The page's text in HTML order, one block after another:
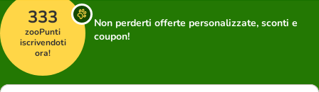
333
zooPunti
iscrivendoti
ora!
Non perderti offerte personalizzate, sconti e
coupon!